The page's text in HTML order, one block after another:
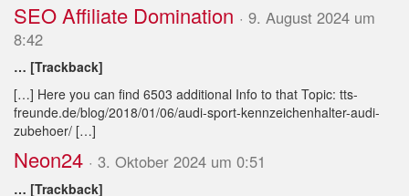
SEO Affiliate Domination · 9. August 2024 um
8:42
… [Trackback]
[…] Here you can find 6503 additional Info to that Topic: tts-
freunde.de/blog/2018/01/06/audi-sport-kennzeichenhalter-audi-
zubehoer/ […]
Neon24 · 3. Oktober 2024 um 0:51
… [Trackback]